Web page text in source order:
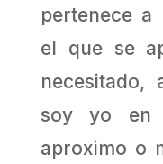
pertenece a
el que se
necesitado,
soy yo en
aproximo o